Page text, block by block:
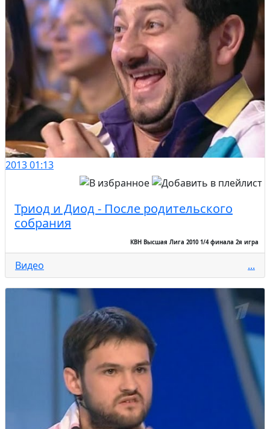
201301:13
Триод и Диод - После родительского
собрания
КВН Высшая Лига 2010 1/4 финала 2я игра
Видео ...